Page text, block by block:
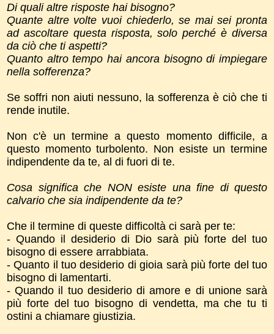
Di quali altre risposte hai bisogno?
Quante altre volte vuoi chiederlo, se mai sei pronta
ad ascoltare questa risposta, solo perché è diversa
da ciò che ti aspetti?
Quanto altro tempo hai ancora bisogno di impiegare
nella sofferenza?
Se soffri non aiuti nessuno, la sofferenza è ciò che ti
rende inutile.
Non c'è un termine a questo momento difficile, a
questo momento turbolento. Non esiste un termine
indipendente da te, al di fuori di te.
Cosa significa che NON esiste una fine di questo
calvario che sia indipendente da te?
Che il termine di queste difficoltà ci sarà per te:
- Quando il desiderio di Dio sarà più forte del tuo
bisogno di essere arrabbiata.
- Quanto il tuo desiderio di gioia sarà più forte del tuo
bisogno di lamentarti.
- Quando il tuo desiderio di amore e di unione sarà
più forte del tuo bisogno di vendetta, ma che tu ti
ostini a chiamare giustizia.